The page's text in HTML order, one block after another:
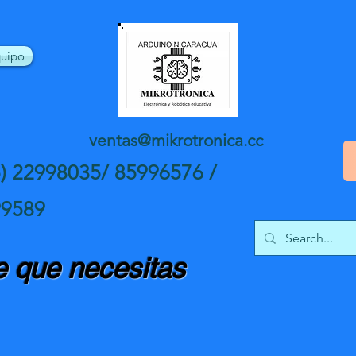
22998035/ 85996576 /
ventas@mikrotronica.cc
que necesitas